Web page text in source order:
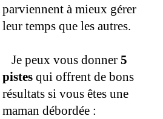
parviennent à mieux gérer
leur temps que les autres.
Je peux vous donner 5
pistes qui offrent de bons
résultats si vous êtes une
maman débordée :